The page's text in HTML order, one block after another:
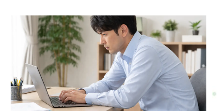
ります。姿勢改善やストレッチによって予防や改善が期待でき
ます。デスクワークによる肩こりとはパソコン作業などのデス
クワークでは、腕を前に出した状態が長時間続きます。この姿
勢は肩甲骨の動きを制限し、肩周囲の筋肉に大きな負担をかけ
ます。長時間同じ姿勢が続くことで肩の筋肉が緊張し、血流が
低下して肩こりが起こります。特にデスクワークでは頭が前に
出る姿勢になりやすく、首から肩にかけての筋肉に負担がかか
ります。主な原因長時間作業猫背姿勢前傾姿勢運動不足スマホ
操作パソコン作業では肩が前に巻き込まれる姿勢になりやす